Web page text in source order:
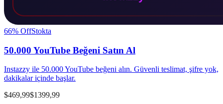
66% OffStokta
50.000 YouTube Beğeni Satın Al
Instazzy ile 50.000 YouTube beğeni alın. Güvenli teslimat, şifre yok,
dakikalar içinde başlar.
$469,99$1399,99